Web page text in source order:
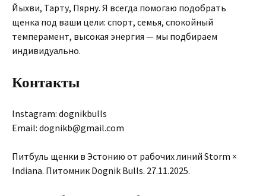
Йыхви, Тарту, Пярну. Я всегда помогаю подобрать
щенка под ваши цели: спорт, семья, спокойный
темперамент, высокая энергия — мы подбираем
индивидуально.
Контакты
Instagram: dognikbulls
Email: dognikb@gmail.com
Питбуль щенки в Эстонию от рабочих линий Storm ×
Indiana. Питомник Dognik Bulls. 27.11.2025.